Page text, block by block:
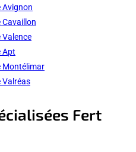
Avignon
Cavaillon
Valence
Apt
Montélimar
Valréas
Fert